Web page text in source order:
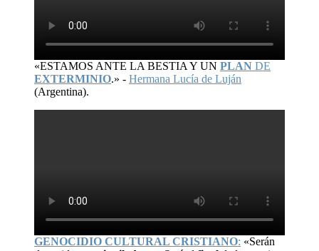
«ESTAMOS ANTE LA BESTIA Y UN PLAN DE
EXTERMINIO.» - Hermana Lucía de Luján
(Argentina).
GENOCIDIO CULTURAL CRISTIANO: «Serán